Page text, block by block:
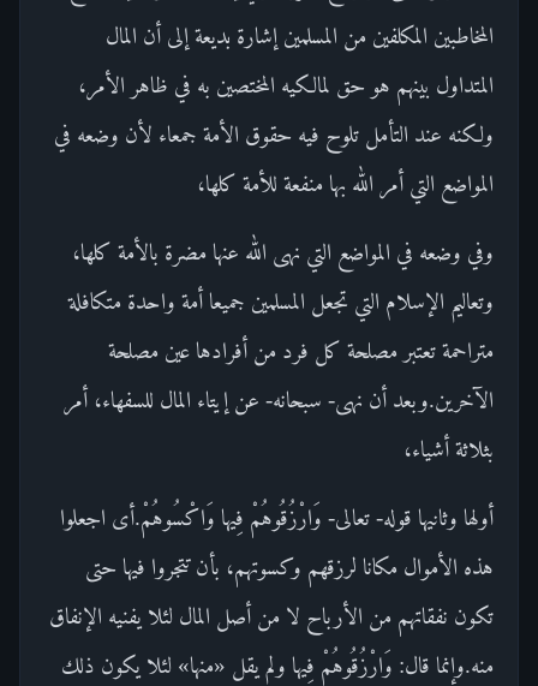
المخاطبين المكلفين من المسلمين إشارة بديعة إلى أن المال
المتداول بينهم هو حق لمالكيه المختصين به في ظاهر الأمر،
ولكنه عند التأمل تلوح فيه حقوق الأمة جمعاء لأن وضعه في
المواضع التي أمر الله بها منفعة للأمة كلها،
وفي وضعه في المواضع التي نهى الله عنها مضرة بالأمة كلها،
وتعاليم الإسلام التي تجعل المسلمين جميعا أمة واحدة متكافلة
متراحمة تعتبر مصلحة كل فرد من أفرادها عين مصلحة
الآخرين.وبعد أن نهى- سبحانه- عن إيتاء المال للسفهاء، أمر
بثلاثة أشياء،
أولها وثانيها قوله- تعالى- وَارْزُقُوهُمْ فِيها وَاكْسُوهُمْ.أى اجعلوا
هذه الأموال مكانا لرزقهم وكسوتهم، بأن تتجروا فيها حتى
تكون نفقاتهم من الأرباح لا من أصل المال لئلا يفنيه الإنفاق
منه.وإنما قال: وَارْزُقُوهُمْ فِيها ولم يقل «منها» لئلا يكون ذلك